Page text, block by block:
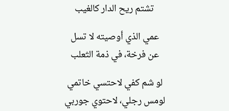
تشتم ريح الدار كالغيب
عمي الذي أوصيته لا تسل
عن فرخة، في ذمة الثعلب
لو شم كفي لاحتسي خاتمي
لومس رجلي، لاحتوي جوربي